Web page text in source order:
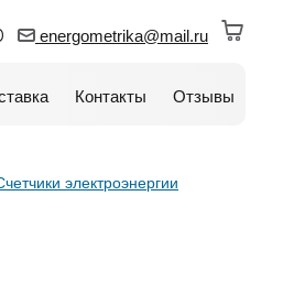
energometrika@mail.ru
Контакты Отзывы
электроэнергии